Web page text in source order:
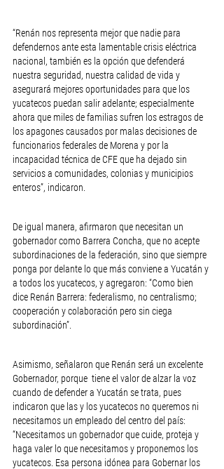
“Renán nos representa mejor que nadie para
defendernos ante esta lamentable crisis eléctrica
nacional, también es la opción que defenderá
nuestra seguridad, nuestra calidad de vida y
asegurará mejores oportunidades para que los
yucatecos puedan salir adelante; especialmente
ahora que miles de familias sufren los estragos de
los apagones causados por malas decisiones de
funcionarios federales de Morena y por la
incapacidad técnica de CFE que ha dejado sin
servicios a comunidades, colonias y municipios
enteros”, indicaron.
De igual manera, afirmaron que necesitan un
gobernador como Barrera Concha, que no acepte
subordinaciones de la federación, sino que siempre
ponga por delante lo que más conviene a Yucatán y
a todos los yucatecos, y agregaron: “Como bien
dice Renán Barrera: federalismo, no centralismo;
cooperación y colaboración pero sin ciega
subordinación”.
Asimismo, señalaron que Renán será un excelente
Gobernador, porque  tiene el valor de alzar la voz
cuando de defender a Yucatán se trata, pues
indicaron que las y los yucatecos no queremos ni
necesitamos un empleado del centro del país:
“Necesitamos un gobernador que cuide, proteja y
haga valer lo que necesitamos y proponemos los
yucatecos. Esa persona idónea para Gobernar los